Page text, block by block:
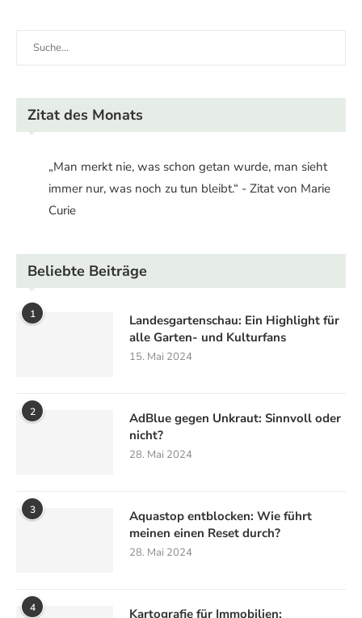
Zitat des Monats
„Man merkt nie, was schon getan wurde, man sieht
immer nur, was noch zu tun bleibt.“ - Zitat von Marie
Curie
Beliebte Beiträge
1
Landesgartenschau: Ein Highlight für
alle Garten- und Kulturfans
15. Mai 2024
2
AdBlue gegen Unkraut: Sinnvoll oder
nicht?
28. Mai 2024
3
Aquastop entblocken: Wie führt
meinen einen Reset durch?
28. Mai 2024
4 Kartografie für Immobilien: